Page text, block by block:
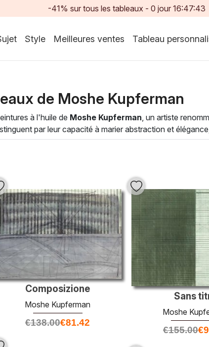
-41% sur tous les tableaux -0 jour 16:47:41
Style Meilleures ventes Tableau
de Moshe Kupferman
à l'huile de Moshe Kupferman, un artiste
par leur capacité à marier abstraction et
fait écho à une sensibilité contemporaine
artistique et raffinée à votre intérieur, que ce
à la contemplation et à l'inspiration, transformant
Kupferman et offrez-vous une œuvre qui enrichit
Composizione
Moshe Kupferman
€138.00€81.42
Sans
Moshe
€155.00€